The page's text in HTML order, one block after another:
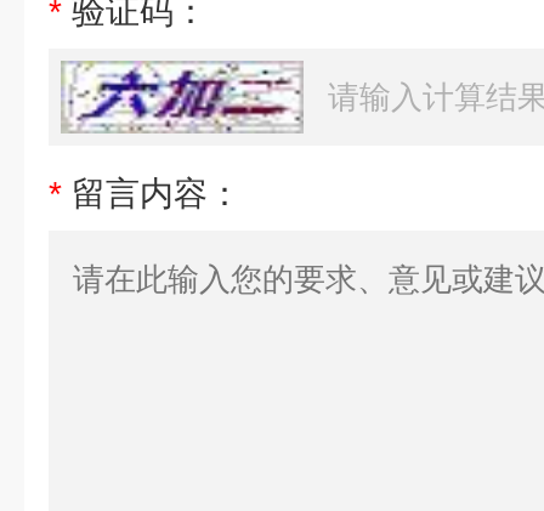
* 验证码：
* 留言内容：